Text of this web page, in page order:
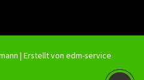
| Erstellt von edm-service